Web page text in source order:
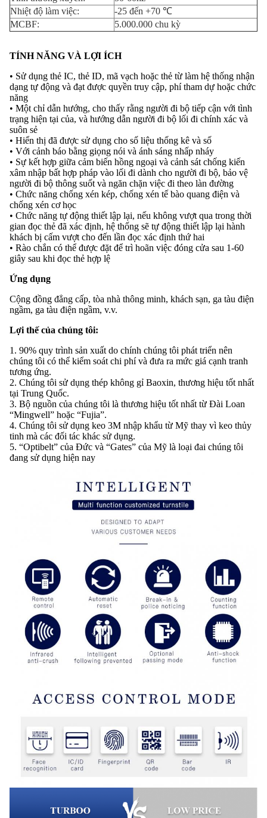
Nhiệt độ làm việc:
-25 đến +70 ℃
MCBF:
5.000.000 chu kỳ
TÍNH NĂNG VÀ LỢI ÍCH
• Sử dụng thẻ IC, thẻ ID, mã vạch hoặc thẻ từ làm hệ thống nhận
dạng tự động và đạt được quyền truy cập, phí tham dự hoặc chức
năng
• Một chỉ dẫn hướng, cho thấy rằng người đi bộ tiếp cận với tình
trạng hiện tại của, và hướng dẫn người đi bộ lối đi chính xác và
suôn sẻ
• Hiển thị đã được sử dụng cho số liệu thống kê và số
• Với cảnh báo bằng giọng nói và ánh sáng nhấp nháy
• Sự kết hợp giữa cảm biến hồng ngoại và cảnh sát chống kiến ​​
xâm nhập bất hợp pháp vào lối đi dành cho người đi bộ, bảo vệ
người đi bộ thông suốt và ngăn chặn việc đi theo làn đường
• Chức năng chống xén kép, chống xén tế bào quang điện và
chống xén cơ học
• Chức năng tự động thiết lập lại, nếu không vượt qua trong thời
gian đọc thẻ đã xác định, hệ thống sẽ tự động thiết lập lại hành
khách bị cấm vượt cho đến lần đọc xác định thứ hai
• Rào chắn có thể được đặt để trì hoãn việc đóng cửa sau 1-60
giây sau khi đọc thẻ hợp lệ
Ứng dụng
Cộng đồng đẳng cấp, tòa nhà thông minh, khách sạn, ga tàu điện
ngầm, ga tàu điện ngầm, v.v.
Lợi thế của chúng tôi:
1. 90% quy trình sản xuất do chính chúng tôi phát triển nên
chúng tôi có thể kiểm soát chi phí và đưa ra mức giá cạnh tranh
tương ứng.
2. Chúng tôi sử dụng thép không gỉ Baoxin, thương hiệu tốt nhất
tại Trung Quốc.
3. Bộ nguồn của chúng tôi là thương hiệu tốt nhất từ ​​Đài Loan
“Mingwell” hoặc “Fujia”.
4. Chúng tôi sử dụng keo 3M nhập khẩu từ Mỹ thay vì keo thủy
tinh mà các đối tác khác sử dụng.
5. “Optibelt” của Đức và “Gates” của Mỹ là loại đai chúng tôi
đang sử dụng hiện nay